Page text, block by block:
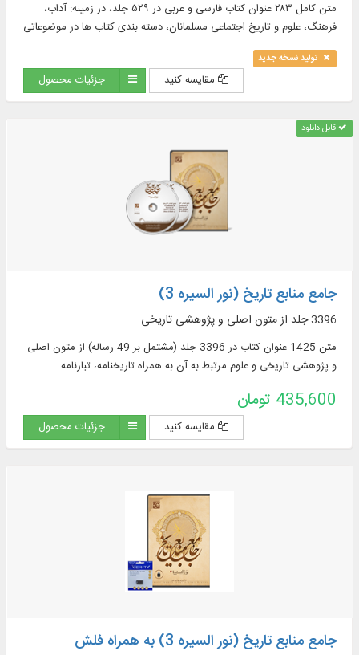
متن کامل ۲۸۳ عنوان کتاب فارسی و عربی در ۵۲۹ جلد، در زمینه: آداب،
فرهنگ، علوم و تاریخ اجتماعی مسلمانان، دسته بندی کتاب ها در موضوعاتی
همچون: دبیری، کتابت، امثال، امالی، حکایات و سیاست نامه و ...
تولید نسخه جدید
مقایسه کنید جزئیات محصول
قابل دانلود
جامع منابع تاریخ (نور السیره 3)
3396 جلد از متون اصلی و پژوهشی تاریخی
متن 1425 عنوان کتاب در 3396 جلد (مشتمل بر 49 رساله) از متون اصلی
و پژوهشی تاریخی و علوم مرتبط به آن به همراه تاریخنامه، تبارنامه
435,600 تومان
مقایسه کنید جزئیات محصول
جامع منابع تاریخ (نور السیره 3) به همراه فلش